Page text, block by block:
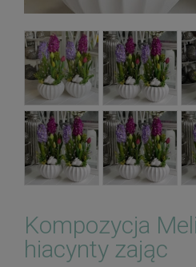
Kompozycja
hiacynty zając